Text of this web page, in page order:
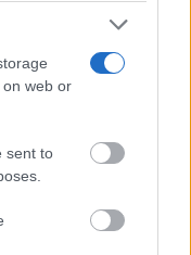
web or
sent to
criaturas